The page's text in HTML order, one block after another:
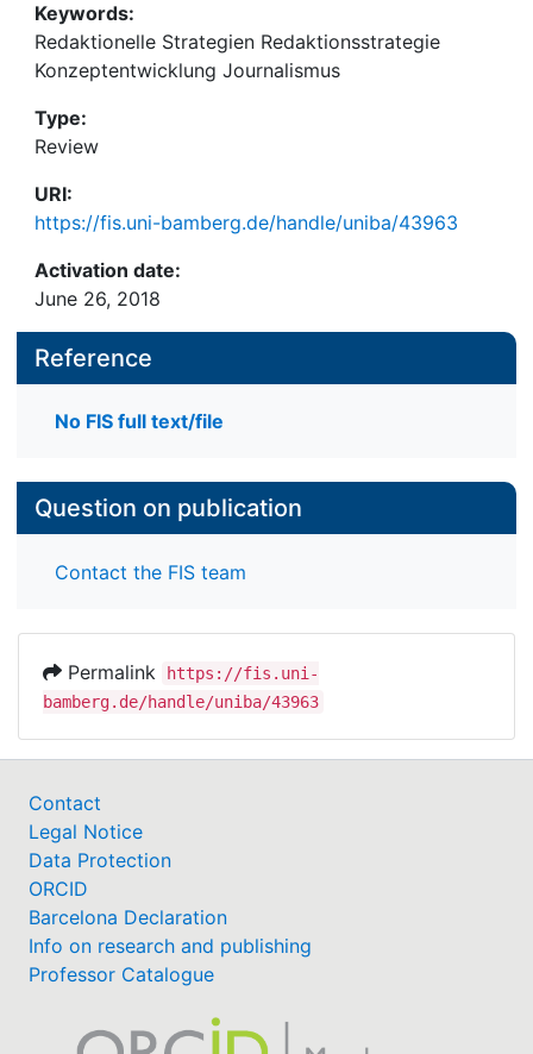
Keywords:
Redaktionelle Strategien Redaktionsstrategie
Konzeptentwicklung Journalismus
Type:
Review
URI:
https://fis.uni-bamberg.de/handle/uniba/43963
Activation date:
June 26, 2018
Reference
No FIS full text/file
Question on publication
Contact the FIS team
Permalink
https://fis.uni-
bamberg.de/handle/uniba/43963
Contact
Legal Notice
Data Protection
ORCID
Barcelona Declaration
Info on research and publishing
Professor Catalogue